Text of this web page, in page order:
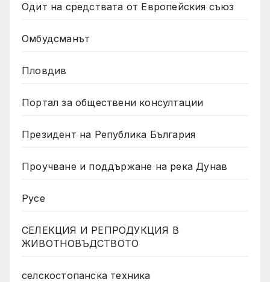
Одит на средствата от Европейския съюз
Омбудсманът
Пловдив
Портал за обществени консултации
Президент на Република България
Проучване и поддържане на река Дунав
Русе
СЕЛЕКЦИЯ И РЕПРОДУКЦИЯ В
ЖИВОТНОВЪДСТВОТО
селскостопанска техника